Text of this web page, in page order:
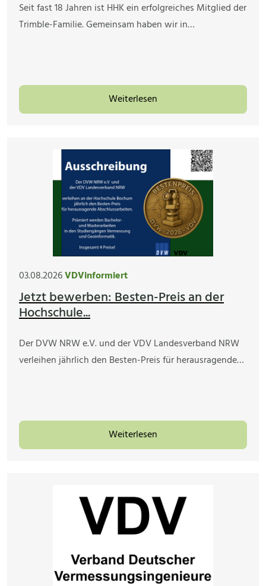
Seit fast 18 Jahren ist HHK ein erfolgreiches Mitglied der
Trimble-Familie. Gemeinsam haben wir in…
Weiterlesen
03.08.2026VDVinformiert
Jetzt bewerben: Besten-Preis an der
Hochschule...
Der DVW NRW e.V. und der VDV Landesverband NRW
verleihen jährlich den Besten-Preis für herausragende…
Weiterlesen